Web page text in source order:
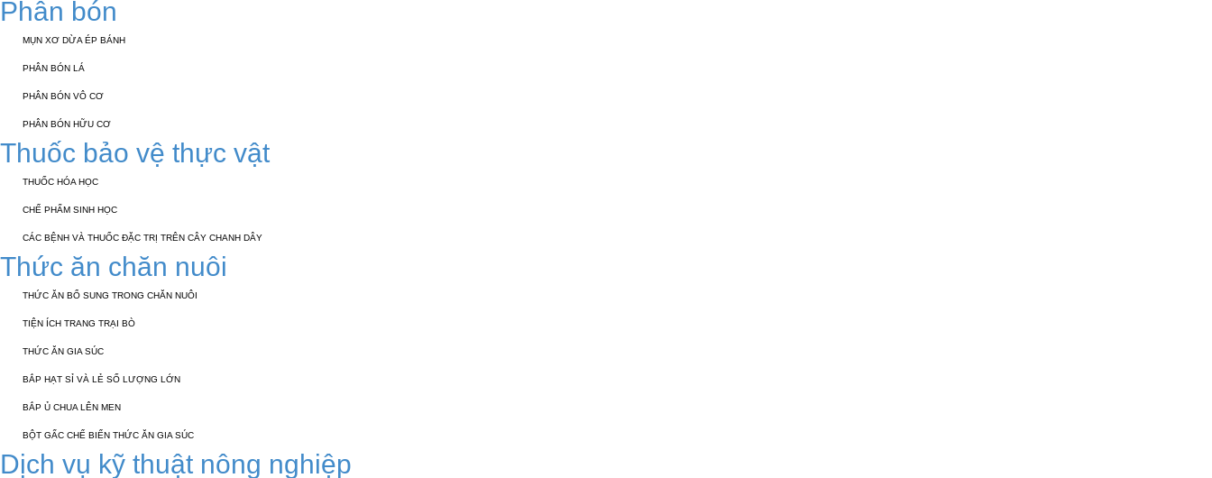
Phân bón
MỤN XƠ DỪA ÉP BÁNH
PHÂN BÓN LÁ
PHÂN BÓN VÔ CƠ
PHÂN BÓN HỮU CƠ
Thuốc bảo vệ thực vật
THUỐC HÓA HỌC
CHẾ PHẨM SINH HỌC
CÁC BỆNH VÀ THUỐC ĐẶC TRỊ TRÊN CÂY CHANH DÂY
Thức ăn chăn nuôi
THỨC ĂN BỔ SUNG TRONG CHĂN NUÔI
TIỆN ÍCH TRANG TRẠI BÒ
THỨC ĂN GIA SÚC
BẮP HẠT SỈ VÀ LẺ SỐ LƯỢNG LỚN
BẮP Ủ CHUA LÊN MEN
BỘT GẤC CHẾ BIẾN THỨC ĂN GIA SÚC
Dịch vụ kỹ thuật nông nghiệp